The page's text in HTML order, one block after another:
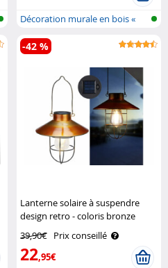
Décoration murale en bois «
Carte d..
Lanterne solaire à suspendre
design retro - coloris bronze
39,90€ Prix conseillé
22,95€
-42 %